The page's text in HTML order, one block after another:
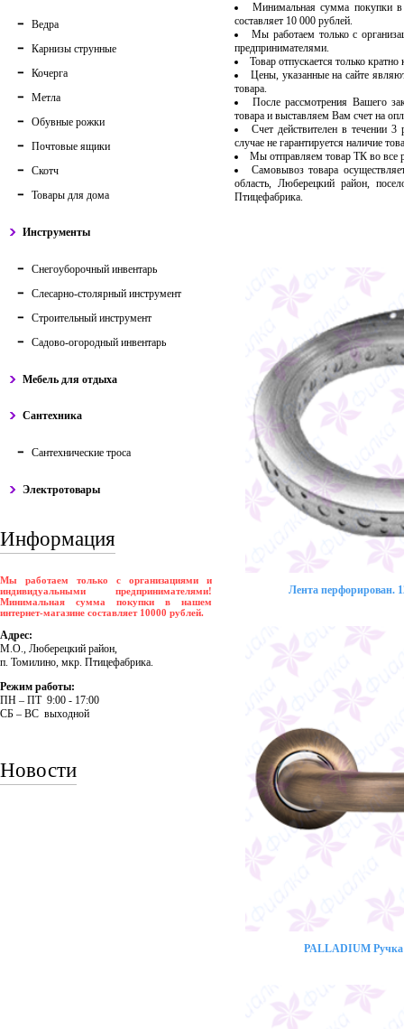
Ведра
Карнизы струнные
Кочерга
Метла
Обувные рожки
Почтовые ящики
Скотч
Товары для дома
Инструменты
Снегоуборочный инвентарь
Слесарно-столярный инструмент
Строительный инструмент
Садово-огородный инвентарь
Мебель для отдыха
Сантехника
Сантехнические троса
Электротовары
Информация
Мы работаем только с организациями и
индивидуальными предпринимателями!
Минимальная сумма покупки в нашем
интернет-магазине составляет 10000 рублей.
Адрес:
М.О., Люберецкий район,
п. Томилино, мкр. Птицефабрика.
Режим работы:
ПH – ПT 9:00 - 17:00
CБ – BC выходной
Новости
Минимальная сумма покупки в
составляет 10 000 рублей.
Мы работаем только с
предпринимателями.
Товар отпускается только
Цены, указанные на сайте
товара.
После рассмотрения Вашего
товара и выставляем Вам счет на
Счет действителен в течении
случае не гарантируется наличие
Мы отправляем товар ТК во
Самовывоз товара
область, Люберецкий район,
Птицефабрика.
Лента перфорирован.
PALLADIUM Ручка